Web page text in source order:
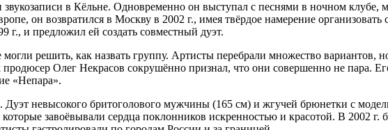
в Кёльне. Одновременно он выступал с песнями в ночном клубе,
он возвратился в Москву в 2002 г., имея твёрдое намерение организовать
и предложил ей создать совместный дуэт.
решить, как назвать группу. Артисты перебрали множество
Олег Некрасов сокрушённо признал, что они совершенно не пара.
«Непара».
Дуэт невысокого бритоголового мужчины (165 см) и жгучей брюнетки с
завоёвывали сердца поклонников искренностью и красотой. В 2002